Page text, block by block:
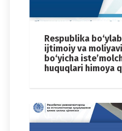
Respublika
ijtimoiy va
bo‘yicha
huquqlari himoya